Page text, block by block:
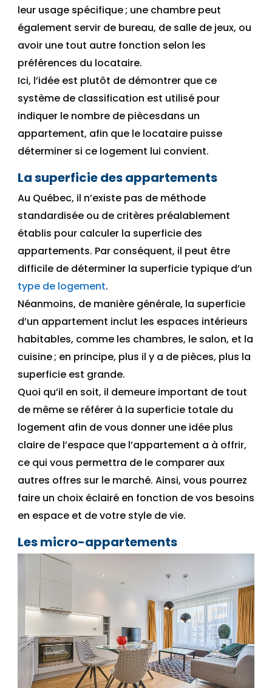
leur usage spécifique; une chambre peut
également servir de bureau, de salle de jeux, ou
avoir une tout autre fonction selon les
préférences du locataire.
Ici, l’idée est plutôt de démontrer que ce
système de classification est utilisé pour
indiquer le nombre de piècesdans un
appartement, afin que le locataire puisse
déterminer si ce logement lui convient.
La superficie des appartements
Au Québec, il n’existe pas de méthode
standardisée ou de critères préalablement
établis pour calculer la superficie des
appartements. Par conséquent, il peut être
difficile de déterminer la superficie typique d’un
type de logement.
Néanmoins, de manière générale, la superficie
d’un appartement inclut les espaces intérieurs
habitables, comme les chambres, le salon, et la
cuisine; en principe, plus il y a de pièces, plus la
superficie est grande.
Quoi qu’il en soit, il demeure important de tout
de même se référer à la superficie totale du
logement afin de vous donner une idée plus
claire de l’espace que l’appartement a à offrir,
ce qui vous permettra de le comparer aux
autres offres sur le marché. Ainsi, vous pourrez
faire un choix éclairé en fonction de vos besoins
en espace et de votre style de vie.
Lesmicro-appartements